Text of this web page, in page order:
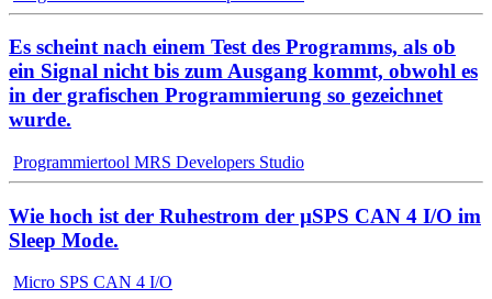
Es scheint nach einem Test des Programms, als ob
ein Signal nicht bis zum Ausgang kommt, obwohl es
in der grafischen Programmierung so gezeichnet
wurde.
Programmiertool MRS Developers Studio
Wie hoch ist der Ruhestrom der µSPS CAN 4 I/O im
Sleep Mode.
Micro SPS CAN 4 I/O